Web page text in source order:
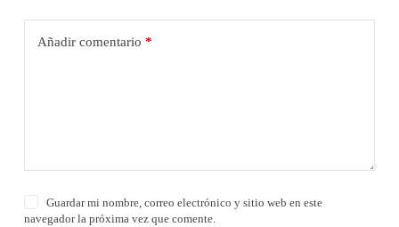
Añadir comentario *
Guardar mi nombre, correo electrónico y sitio web en este
navegador la próxima vez que comente.